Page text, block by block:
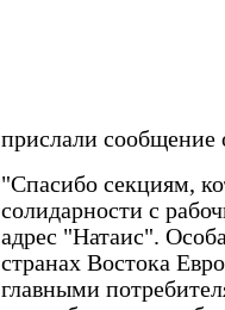
прислали сообщение
"Спасибо секциям,
солидарности с
адрес "Натаис".
странах Востока
главными